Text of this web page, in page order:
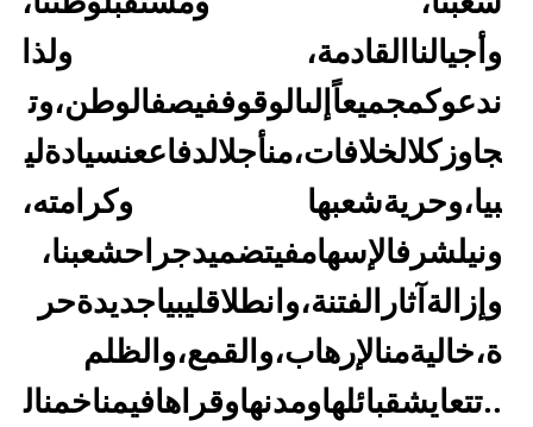
وأجيالناالقادمة، ولذا
ندعوكمجميعاًإلىالوقوففيصفالوطن،وت
جاوزكلالخلافات،منأجلالدفاععنسيادةلي
بيا،وحريةشعبها وكرامته،
ونيلشرفالإسهامفيتضميدجراحشعبنا،
وإزالةآثار الفتنة،وانطلاقليبياجديدةحر
ة،خاليةمنالإرهاب،والقمع،والظلم
..تتعايشقبائلهاومدنهاوقراهافيمناخمنال